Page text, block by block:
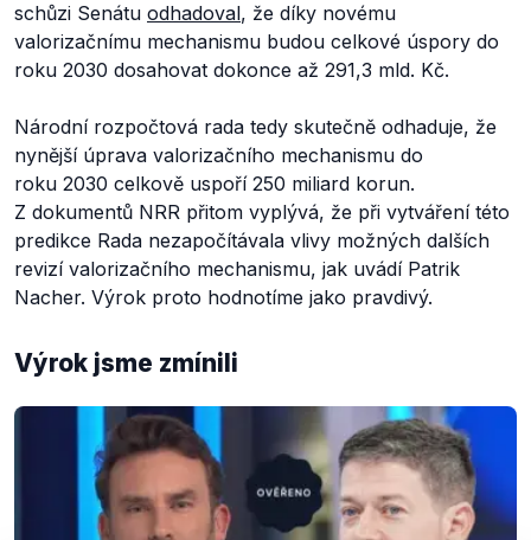
schůzi Senátu odhadoval, že díky novému
valorizačnímu mechanismu budou celkové úspory do
roku 2030 dosahovat dokonce až 291,3 mld. Kč.
Národní rozpočtová rada tedy skutečně odhaduje, že
nynější úprava valorizačního mechanismu do
roku 2030 celkově uspoří 250 miliard korun.
Z dokumentů NRR přitom vyplývá, že při vytváření této
predikce Rada nezapočítávala vlivy možných dalších
revizí valorizačního mechanismu, jak uvádí Patrik
Nacher. Výrok proto hodnotíme jako pravdivý.
Výrok jsme zmínili